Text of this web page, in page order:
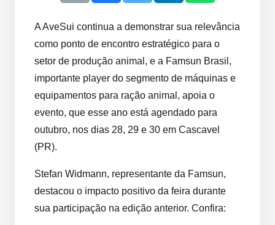
A AveSui continua a demonstrar sua relevância
como ponto de encontro estratégico para o
setor de produção animal, e a Famsun Brasil,
importante player do segmento de máquinas e
equipamentos para ração animal, apoia o
evento, que esse ano está agendado para
outubro, nos dias 28, 29 e 30 em Cascavel
(PR).
Stefan Widmann, representante da Famsun,
destacou o impacto positivo da feira durante
sua participação na edição anterior. Confira: